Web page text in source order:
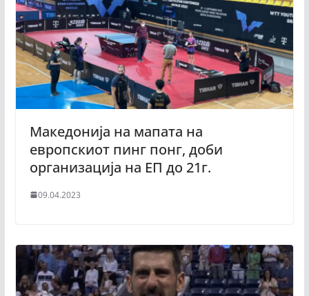
Македонија на мапата на
европскиот пинг понг, доби
организација на ЕП до 21г.
09.04.2023